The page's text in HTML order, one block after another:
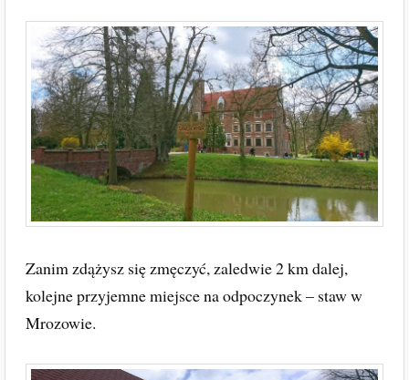
Zanim zdążysz się zmęczyć, zaledwie 2 km dalej,
kolejne przyjemne miejsce na odpoczynek – staw w
Mrozowie.